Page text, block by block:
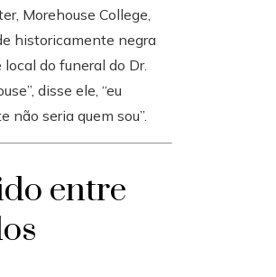
Morehouse College,
historicamente negra
do funeral do Dr.
disse ele, “eu
não seria quem sou”.
entre